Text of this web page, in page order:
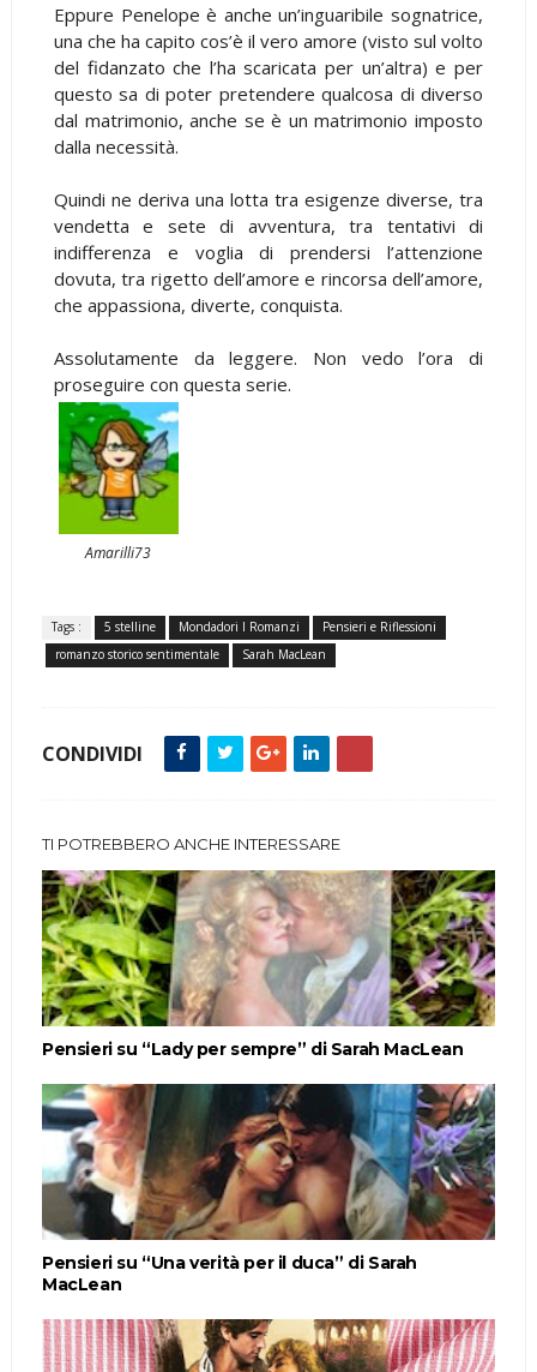
Eppure Penelope è anche un’inguaribile sognatrice,
una che ha capito cos’è il vero amore (visto sul volto
del fidanzato che l’ha scaricata per un’altra) e per
questo sa di poter pretendere qualcosa di diverso
dal matrimonio, anche se è un matrimonio imposto
dalla necessità.
Quindi ne deriva una lotta tra esigenze diverse, tra
vendetta e sete di avventura, tra tentativi di
indifferenza e voglia di prendersi l’attenzione
dovuta, tra rigetto dell’amore e rincorsa dell’amore,
che appassiona, diverte, conquista.
Assolutamente da leggere. Non vedo l’ora di
proseguire con questa serie.
Amarilli73
Tags : 5 stelline Mondadori I Romanzi
Pensieri e Riflessioni
romanzo storico sentimentale
Sarah MacLean
CONDIVIDI
TI POTREBBERO ANCHE INTERESSARE
Pensieri su “Lady per sempre” di Sarah MacLean
Pensieri su “Una verità per il duca” di Sarah
MacLean